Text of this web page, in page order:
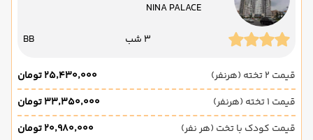
NINA PALACE
3 شب BB
قیمت 2 تخته (هرنفر)
۲۵٬۴۳۰٬۰۰۰ تومان
قیمت 1 تخته (هرنفر)
۳۳٬۳۵۰٬۰۰۰ تومان
قیمت کودک با تخت (هر نفر)
۲۰٬۹۸۰٬۰۰۰ تومان